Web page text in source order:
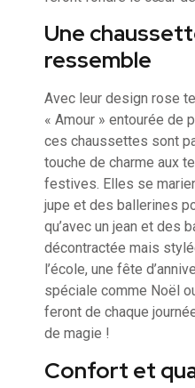
Une
ressemble
Avec leur design rose
« Amour » entourée de
ces chaussettes sont
touche de charme aux
festives. Elles se
jupe et des ballerines
qu’avec un jean et des
décontractée mais
l’école, une fête
spéciale comme Noël
feront de chaque
de magie !
Confort et